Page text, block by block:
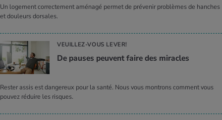
Un logement correctement aménagé permet de prévenir problèmes de hanches
et douleurs dorsales.
VEUILLEZ-VOUS LEVER!
De pauses peuvent faire des miracles
Rester assis est dangereux pour la santé. Nous vous montrons comment vous
pouvez réduire les risques.